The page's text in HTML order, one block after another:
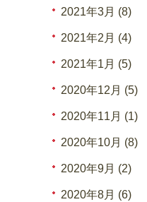
2021年3月 (8)
2021年2月 (4)
2021年1月 (5)
2020年12月 (5)
2020年11月 (1)
2020年10月 (8)
2020年9月 (2)
2020年8月 (6)